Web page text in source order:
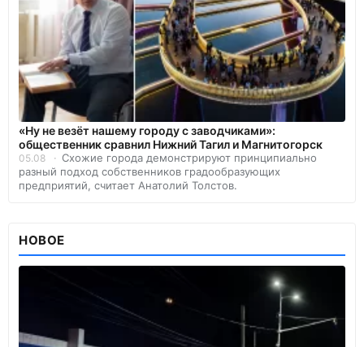
«Ну не везёт нашему городу с заводчиками»:
общественник сравнил Нижний Тагил и Магнитогорск
05.08
Схожие города демонстрируют принципиально
разный подход собственников градообразующих
предприятий, считает Анатолий Толстов.
НОВОЕ